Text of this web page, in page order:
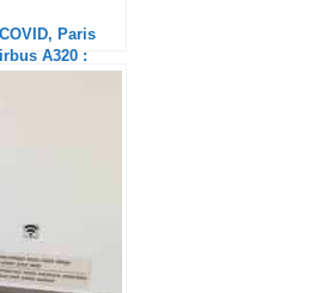
Paris
A320 :